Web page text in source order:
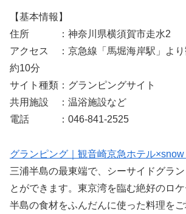
【基本情報】
住所 ：神奈川県横須賀市走水2
アクセス ：京急線「馬堀海岸駅」よ
約10分
サイト種類：グランピングサイト
共用施設 ：温浴施設など
電話 ：046-841-2525
グランピング｜観音崎京急ホテル
三浦半島の最東端で、シーサイドグラ
とができます。東京湾を臨む絶好のロ
半島の食材をふんだんに使った料理をご